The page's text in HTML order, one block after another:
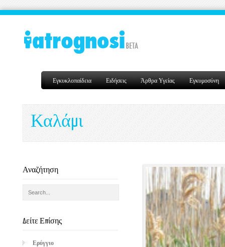
Εγκυκλοπαίδεια Ειδήσεις Άρθρα Υγείας Εγκυμοσύνη
Καλάμι
Αναζήτηση
Δείτε Επίσης
Ερύγγιο